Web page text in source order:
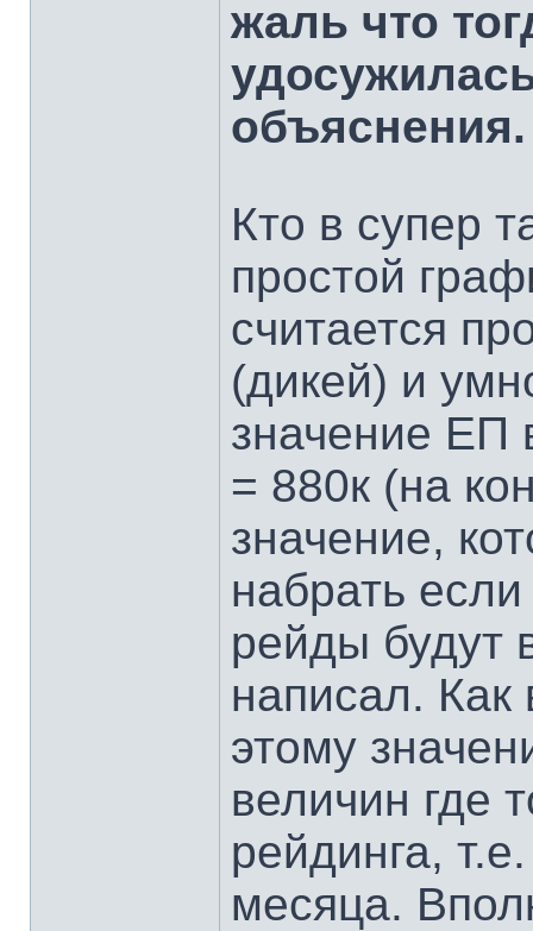
жаль что
объяснения.
Кто в супер
простой
считается
(дикей) и
значение ЕП
= 880к (на
значение,
набрать
рейды будут
написал. Как
этому
величин где
рейдинга,
месяца.